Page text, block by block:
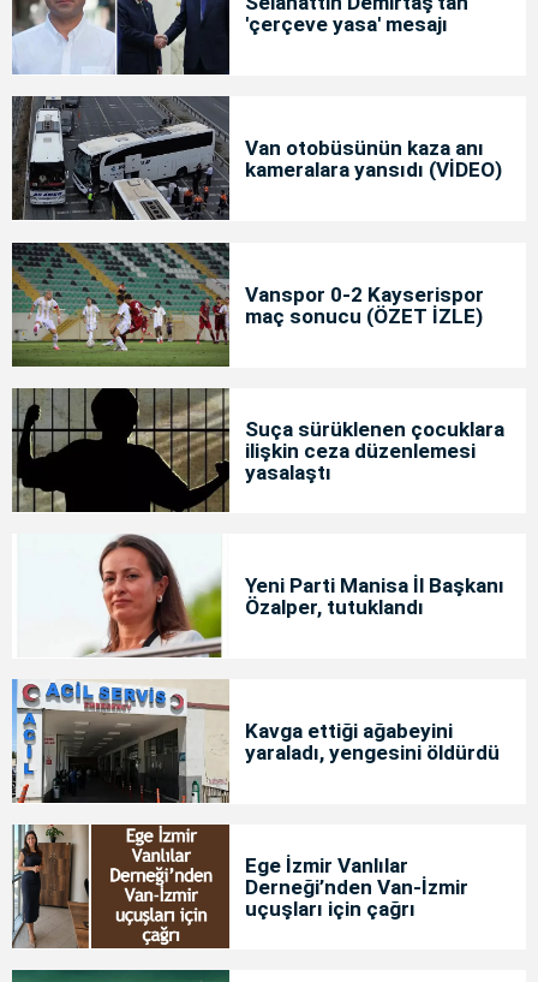
'çerçeve yasa' mesajı
Van otobüsünün kaza anı
kameralara yansıdı (VİDEO)
Vanspor 0-2 Kayserispor
maç sonucu (ÖZET İZLE)
Suça sürüklenen çocuklara
ilişkin ceza düzenlemesi
yasalaştı
Yeni Parti Manisa İl Başkanı
Özalper, tutuklandı
Kavga ettiği ağabeyini
yaraladı, yengesini öldürdü
Ege İzmir Vanlılar
Derneği’nden Van-İzmir
uçuşları için çağrı